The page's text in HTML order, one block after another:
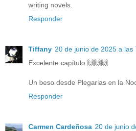
writing novels.
Responder
Tiffany 20 de junio de 2025 a las
Excelente capítulo 🙌🙌🙌
Un beso desde Plegarias en la
Responder
Carmen Cardeñosa 20 de junio